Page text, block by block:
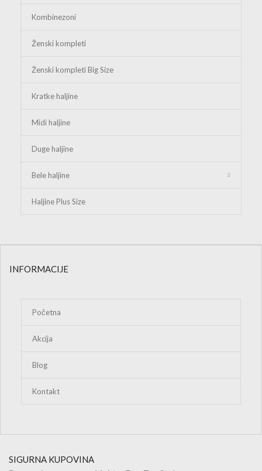
Kombinezoni
Ženski kompleti
Ženski kompleti Big Size
Kratke haljine
Midi haljine
Duge haljine
Bele haljine
Haljine Plus Size
INFORMACIJE
Početna
Akcija
Blog
Kontakt
SIGURNA KUPOVINA